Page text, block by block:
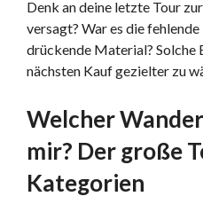
Denk an deine letzte Tour
versagt? War es die
drückende Material? Solche
nächsten Kauf gezielter zu
Welcher
mir? Der große
Kategorien